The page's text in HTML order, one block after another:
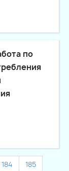
по
184
185